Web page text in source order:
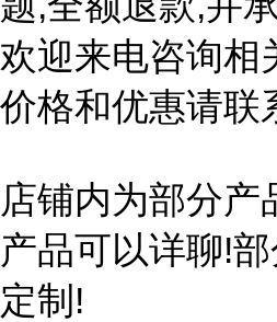
欢迎来电咨询相
价格和优惠请联
店铺内为部分产
产品可以详聊!
定制!